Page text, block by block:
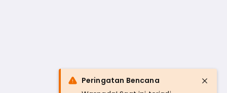
Peringatan Bencana